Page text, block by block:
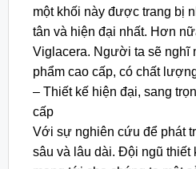
một khối này được trang bị
tân và hiện đại nhất. Hơn
Viglacera. Người ta sẽ nghĩ
phẩm cao cấp, có chất
– Thiết kế hiện đại, sang
cấp
Với sự nghiên cứu để phát
sâu và lâu dài. Đội ngũ thiết